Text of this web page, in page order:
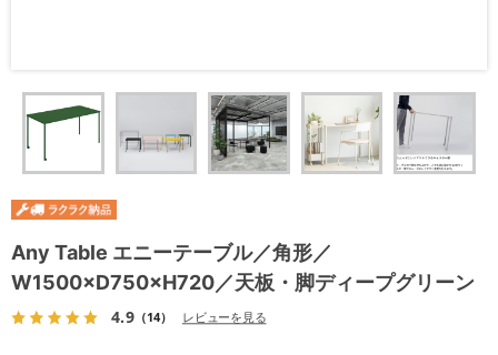
Any Table エニーテーブル／角形／
W1500×D750×H720／天板・脚ディープグリーン
4.9（14） レビューを見る